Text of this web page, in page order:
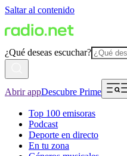
Saltar al contenido
¿Qué deseas escuchar?
Abrir appDescubre Prime
Top 100 emisoras
Podcast
Deporte en directo
En tu zona